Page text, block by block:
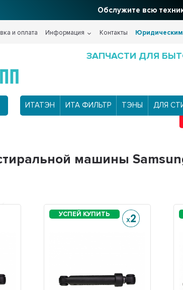
Обслужите всю
и оплата Информация Контакты
ЗАПЧАСТИ ДЛЯ
ИТАТЭН ИТА ФИЛЬТР ТЭНЫ ДЛЯ
машины